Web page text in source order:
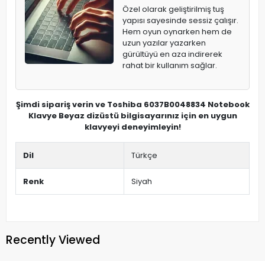
Özel olarak geliştirilmiş tuş
yapısı sayesinde sessiz çalışır.
Hem oyun oynarken hem de
uzun yazılar yazarken
gürültüyü en aza indirerek
rahat bir kullanım sağlar.
Şimdi sipariş verin ve Toshiba 6037B0048834 Notebook
Klavye Beyaz dizüstü bilgisayarınız için en uygun
klavyeyi deneyimleyin!
Dil Türkçe
Renk Siyah
Recently Viewed